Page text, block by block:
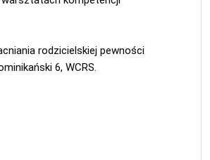
rodzicielskiej pewności
6, WCRS.